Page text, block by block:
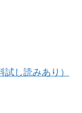
し読みあり）